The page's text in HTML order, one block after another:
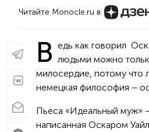
Читайте Monocle.ru в
В едь как говорил
людьми можно
милосердие, потому что
немецкая философия –
Пьеса «Идеальный муж»
написанная Оскаром